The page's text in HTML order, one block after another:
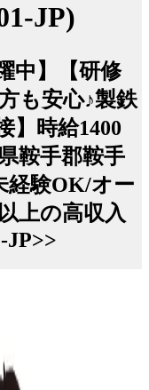
JP)
中】【研修
も安心♪製鉄
】時給1400
鞍手郡鞍手
経験OK/オー
上の高収入
JP>>